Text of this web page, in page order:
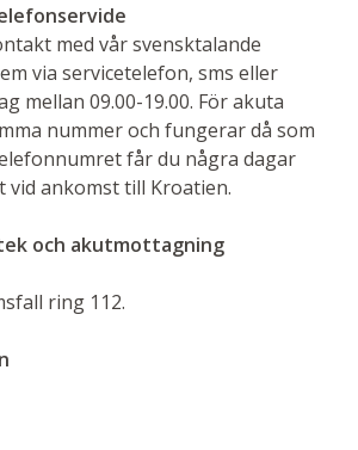
med vår svensktalande
via servicetelefon, sms eller
mellan 09.00-19.00. För akuta
nummer och fungerar då som
får du några dagar
vid ankomst till Kroatien.
och akutmottagning
ring 112.